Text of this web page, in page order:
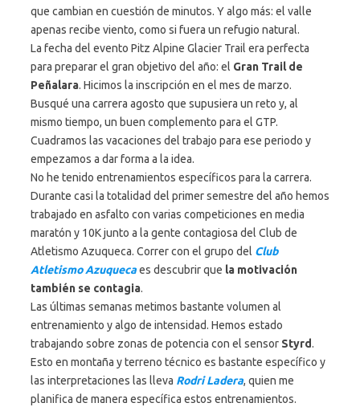
que cambian en cuestión de minutos. Y algo más: el valle
apenas recibe viento, como si fuera un refugio natural.
La fecha del evento Pitz Alpine Glacier Trail era perfecta
para preparar el gran objetivo del año: el Gran Trail de
Peñalara. Hicimos la inscripción en el mes de marzo.
Busqué una carrera agosto que supusiera un reto y, al
mismo tiempo, un buen complemento para el GTP.
Cuadramos las vacaciones del trabajo para ese periodo y
empezamos a dar forma a la idea.
No he tenido entrenamientos específicos para la carrera.
Durante casi la totalidad del primer semestre del año hemos
trabajado en asfalto con varias competiciones en media
maratón y 10K junto a la gente contagiosa del Club de
Atletismo Azuqueca. Correr con el grupo del Club
Atletismo Azuquecaes descubrir que la motivación
también se contagia.
Las últimas semanas metimos bastante volumen al
entrenamiento y algo de intensidad. Hemos estado
trabajando sobre zonas de potencia con el sensor Styrd.
Esto en montaña y terreno técnico es bastante específico y
las interpretaciones las lleva Rodri Ladera, quien me
planifica de manera específica estos entrenamientos.